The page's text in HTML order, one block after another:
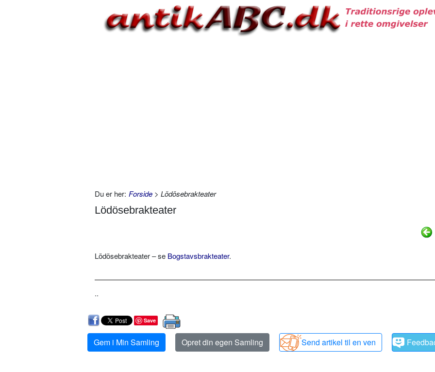
Du er her: Forside > Lödösebrakteater
Lödösebrakteater
Lödösebrakteater – se Bogstavsbrakteater.
..
Save
Gem i Min Samling Opret din egen Samling Send artikel til en ven